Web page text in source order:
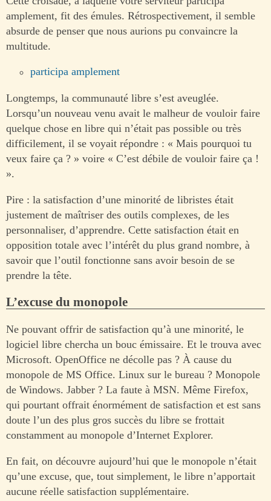
amplement, fit des émules. Rétrospectivement, il semble
absurde de penser que nous aurions pu convaincre la
multitude.
participa amplement
Longtemps, la communauté libre s’est aveuglée.
Lorsqu’un nouveau venu avait le malheur de vouloir faire
quelque chose en libre qui n’était pas possible ou très
difficilement, il se voyait répondre : « Mais pourquoi tu
veux faire ça ? » voire « C’est débile de vouloir faire ça !
».
Pire : la satisfaction d’une minorité de libristes était
justement de maîtriser des outils complexes, de les
personnaliser, d’apprendre. Cette satisfaction était en
opposition totale avec l’intérêt du plus grand nombre, à
savoir que l’outil fonctionne sans avoir besoin de se
prendre la tête.
L’excuse du monopole
Ne pouvant offrir de satisfaction qu’à une minorité, le
logiciel libre chercha un bouc émissaire. Et le trouva avec
Microsoft. OpenOffice ne décolle pas ? À cause du
monopole de MS Office. Linux sur le bureau ? Monopole
de Windows. Jabber ? La faute à MSN. Même Firefox,
qui pourtant offrait énormément de satisfaction et est sans
doute l’un des plus gros succès du libre se frottait
constamment au monopole d’Internet Explorer.
En fait, on découvre aujourd’hui que le monopole n’était
qu’une excuse, que, tout simplement, le libre n’apportait
aucune réelle satisfaction supplémentaire.